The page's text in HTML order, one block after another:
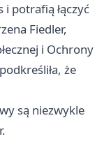
i potrafią łączyć
Fiedler,
i Ochrony
że
są niezwykle